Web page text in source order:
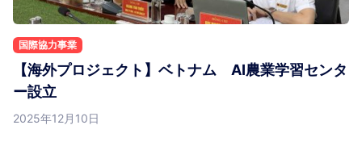
国際協力事業
【海外プロジェクト】ベトナム AI農業学習センタ
ー設立
2025年12月10日